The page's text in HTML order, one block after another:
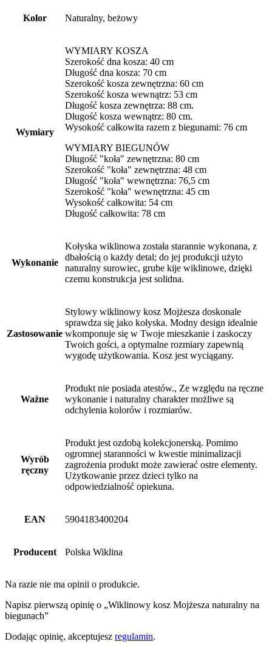
Kolor Naturalny, beżowy
Wymiary
WYMIARY KOSZA
Szerokość dna kosza: 40 cm
Długość dna kosza: 70 cm
Szerokość kosza zewnętrzna: 60 cm
Szerokość kosza wewnątrz: 53 cm
Długość kosza zewnętrza: 88 cm.
Długość kosza wewnątrz: 80 cm.
Wysokość całkowita razem z biegunami: 76 cm
WYMIARY BIEGUNÓW
Długość "koła" zewnętrzna: 80 cm
Szerokość "koła" zewnętrzna: 48 cm
Długość "koła" wewnętrzna: 76,5 cm
Szerokość "koła" wewnętrzna: 45 cm
Wysokość całkowita: 54 cm
Długość całkowita: 78 cm
Wykonanie
Kołyska wiklinowa została starannie wykonana, z
dbałością o każdy detal; do jej produkcji użyto
naturalny surowiec, grube kije wiklinowe, dzięki
czemu konstrukcja jest solidna.
Zastosowanie
Stylowy wiklinowy kosz Mojżesza doskonale
sprawdza się jako kołyska. Modny design idealnie
wkomponuje się w Twoje mieszkanie i zaskoczy
Twoich gości, a optymalne rozmiary zapewnią
wygodę użytkowania. Kosz jest wyciągany.
Ważne
Produkt nie posiada atestów., Ze względu na ręczne
wykonanie i naturalny charakter możliwe są
odchylenia kolorów i rozmiarów.
Wyrób
ręczny
Produkt jest ozdobą kolekcjonerską. Pomimo
ogromnej staranności w kwestie minimalizacji
zagrożenia produkt może zawierać ostre elementy.
Użytkowanie przez dzieci tylko na
odpowiedzialność opiekuna.
EAN 5904183400204
Producent Polska Wiklina
Na razie nie ma opinii o produkcie.
Napisz pierwszą opinię o „Wiklinowy kosz Mojżesza naturalny na
biegunach”
Dodając opinię, akceptujesz regulamin.